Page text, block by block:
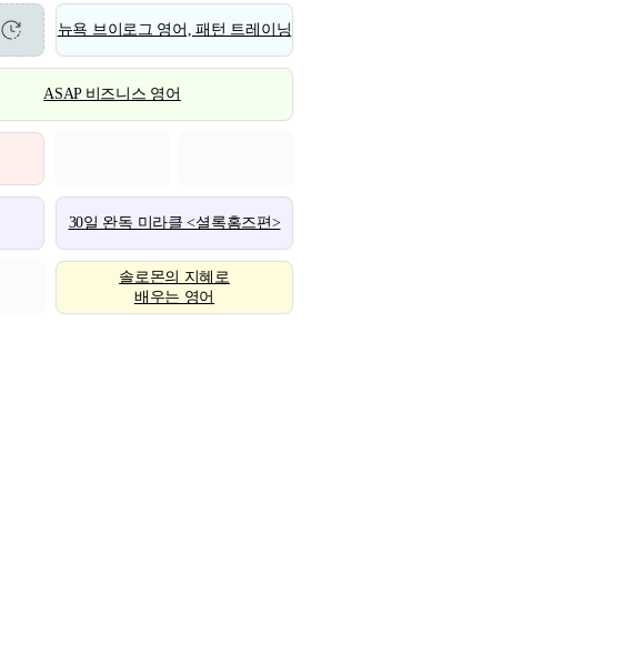
뉴욕 브이로그 영어, 패턴 트레이닝
ASAP 비즈니스 영어
30일 완독 미라클 <셜록홈즈편>
솔로몬의 지혜로
배우는 영어